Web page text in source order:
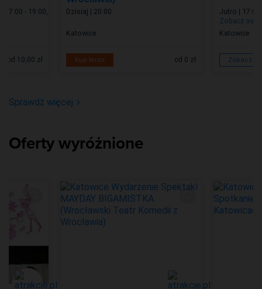
17:00 - 19:00,
od 10,00 zł
Dzisiaj | 20:00
Katowice
Kup teraz od 0 zł
Jutro | 17:00
Zobacz inne
Katowice
Zobacz
Sprawdź więcej
Oferty wyróżnione